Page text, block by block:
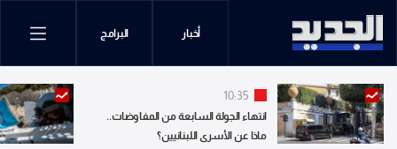
أخبار البرامج
10:35
انتهاء الجولة السابعة من المفاوضات..
ماذا عن الأسرى اللبنانيين؟